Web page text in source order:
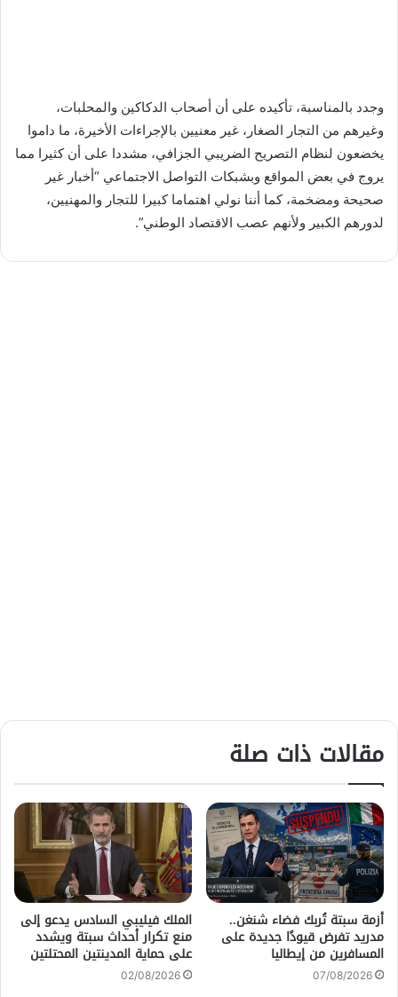
وجدد بالمناسبة، تأكيده على أن أصحاب الدكاكين والمحلبات،
وغيرهم من التجار الصغار، غير معنيين بالإجراءات الأخيرة، ما داموا
يخضعون لنظام التصريح الضريبي الجزافي، مشددا على أن كثيرا مما
يروج في بعض المواقع وبشبكات التواصل الاجتماعي “أخبار غير
صحيحة ومضخمة، كما أننا نولي اهتماما كبيرا للتجار والمهنيين،
لدورهم الكبير ولأنهم عصب الاقتصاد الوطني”.
مقالات ذات صلة
أزمة سبتة تُربك فضاء شنغن..
مدريد تفرض قيودًا جديدة على
المسافرين من إيطاليا
07/08/2026
الملك فيليبي السادس يدعو إلى
منع تكرار أحداث سبتة ويشدد
على حماية المدينتين المحتلتين
02/08/2026